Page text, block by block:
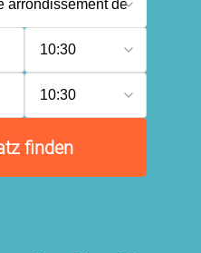
10:30
10:30
finden